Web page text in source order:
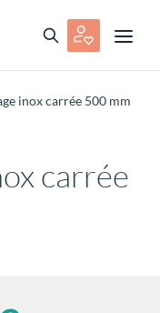
inox carrée 500 mm
carrée